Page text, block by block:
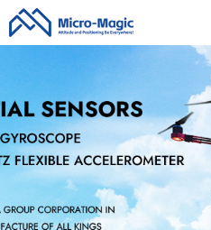
CARRO
DE LA
COMPRA
Your
Cart
Empty!